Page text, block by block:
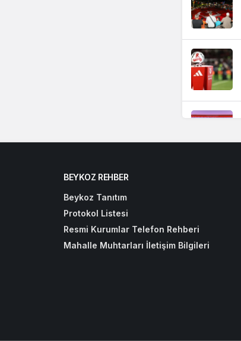
BEYKOZ REHBER
Beykoz Tanıtım
Protokol Listesi
Resmi Kurumlar Telefon Rehberi
Mahalle Muhtarları İletişim Bilgileri